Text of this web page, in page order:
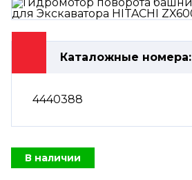
Каталожные номера:
4440388
В наличии